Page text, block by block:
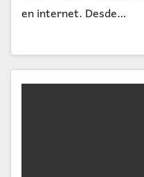
en internet. Desde…